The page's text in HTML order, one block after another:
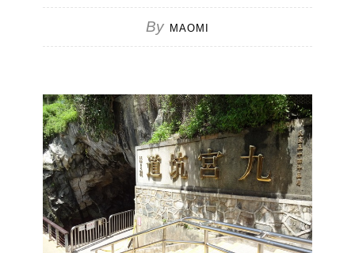
By MAOMI